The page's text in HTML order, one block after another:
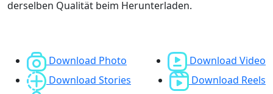
derselben Qualität beim Herunterladen.
Download Photo
Download Video
Download Stories
Download Reels